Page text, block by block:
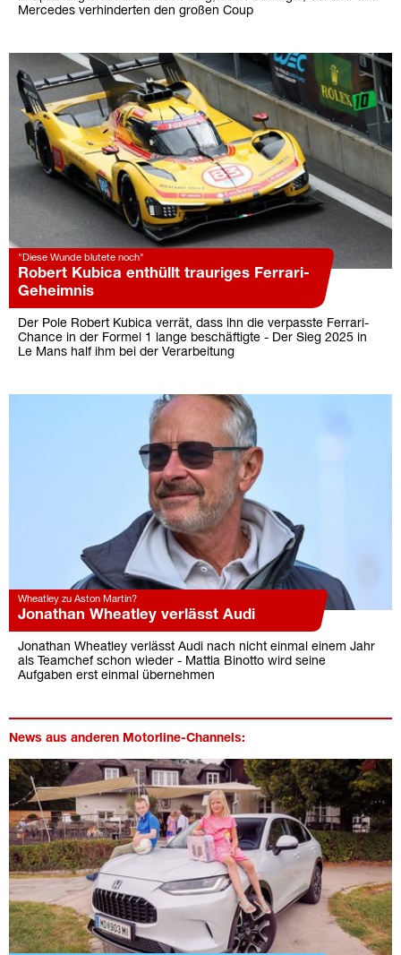
Mercedes verhinderten den großen Coup
"Diese Wunde blutete noch"
Robert Kubica enthüllt trauriges Ferrari-
Geheimnis
Der Pole Robert Kubica verrät, dass ihn die verpasste Ferrari-
Chance in der Formel 1 lange beschäftigte - Der Sieg 2025 in
Le Mans half ihm bei der Verarbeitung
Wheatley zu Aston Martin?
Jonathan Wheatley verlässt Audi
Jonathan Wheatley verlässt Audi nach nicht einmal einem Jahr
als Teamchef schon wieder - Mattia Binotto wird seine
Aufgaben erst einmal übernehmen
News aus anderen Motorline-Channels: